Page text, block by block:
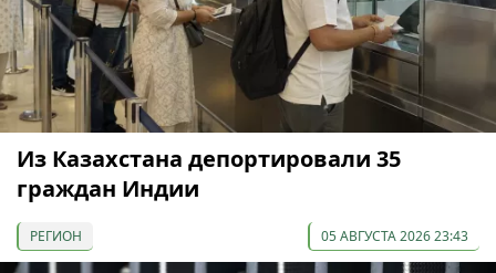
Из Казахстана депортировали 35
граждан Индии
РЕГИОН 05 АВГУСТА 2026 23:43